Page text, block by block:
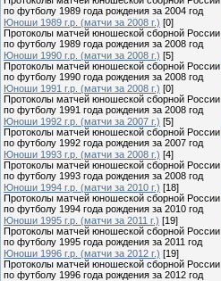
по футболу 1989 года рождения за 2004 год
Юноши 1989 г.р. (матчи за 2008 г.) [0]
Протоколы матчей юношеской сборной России
по футболу 1989 года рождения за 2008 год
Юноши 1990 г.р. (матчи за 2008 г.) [5]
Протоколы матчей юношеской сборной России
по футболу 1990 года рождения за 2008 год
Юноши 1991 г.р. (матчи за 2008 г.) [0]
Протоколы матчей юношеской сборной России
по футболу 1991 года рождения за 2008 год
Юноши 1992 г.р. (матчи за 2007 г.) [5]
Протоколы матчей юношеской сборной России
по футболу 1992 года рождения за 2007 год
Юноши 1993 г.р. (матчи за 2008 г.) [4]
Протоколы матчей юношеской сборной России
по футболу 1993 года рождения за 2008 год
Юноши 1994 г.р. (матчи за 2010 г.) [18]
Протоколы матчей юношеской сборной России
по футболу 1994 года рождения за 2010 год
Юноши 1995 г.р. (матчи за 2011 г.) [19]
Протоколы матчей юношеской сборной России
по футболу 1995 года рождения за 2011 год
Юноши 1996 г.р. (матчи за 2012 г.) [19]
Протоколы матчей юношеской сборной России
по футболу 1996 года рождения за 2012 год